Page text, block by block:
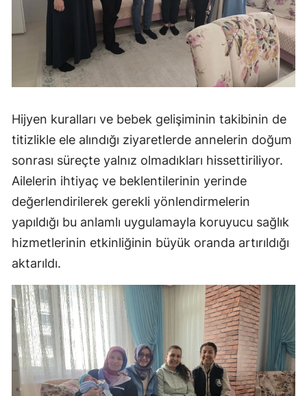
Samsun
Sinop
Tekirdağ
Tokat
Trabzon
Tunceli
Şanlıurfa
Van
Yozgat
Zonguldak
Aksaray
Hijyen kuralları ve bebek gelişiminin takibinin de
titizlikle ele alındığı ziyaretlerde annelerin doğum
sonrası süreçte yalnız olmadıkları hissettiriliyor.
Ailelerin ihtiyaç ve beklentilerinin yerinde
değerlendirilerek gerekli yönlendirmelerin
yapıldığı bu anlamlı uygulamayla koruyucu sağlık
hizmetlerinin etkinliğinin büyük oranda artırıldığı
aktarıldı.